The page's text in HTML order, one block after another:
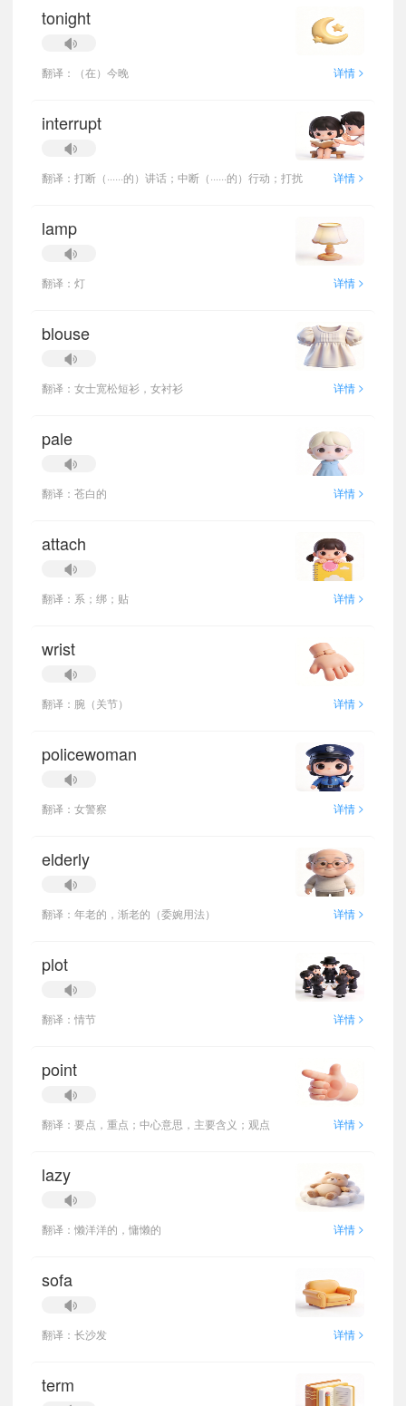
tonight
翻译：（在）今晚 详情 >
interrupt
翻译：打断（······的）讲话；中断（······的）行动；打扰 详情 >
lamp
翻译：灯 详情 >
blouse
翻译：女士宽松短衫，女衬衫 详情 >
pale
翻译：苍白的 详情 >
attach
翻译：系；绑；贴 详情 >
wrist
翻译：腕（关节） 详情 >
policewoman
翻译：女警察 详情 >
elderly
翻译：年老的，渐老的（委婉用法） 详情 >
plot
翻译：情节 详情 >
point
翻译：要点，重点；中心意思，主要含义；观点 详情 >
lazy
翻译：懒洋洋的，慵懒的 详情 >
sofa
翻译：长沙发 详情 >
term